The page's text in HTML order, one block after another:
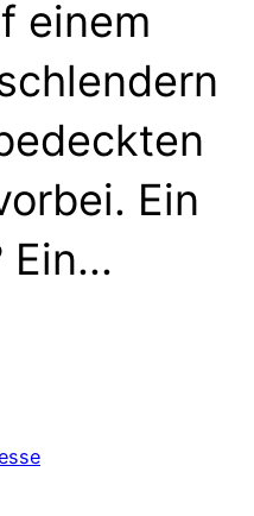
einem
Ein
Ein...